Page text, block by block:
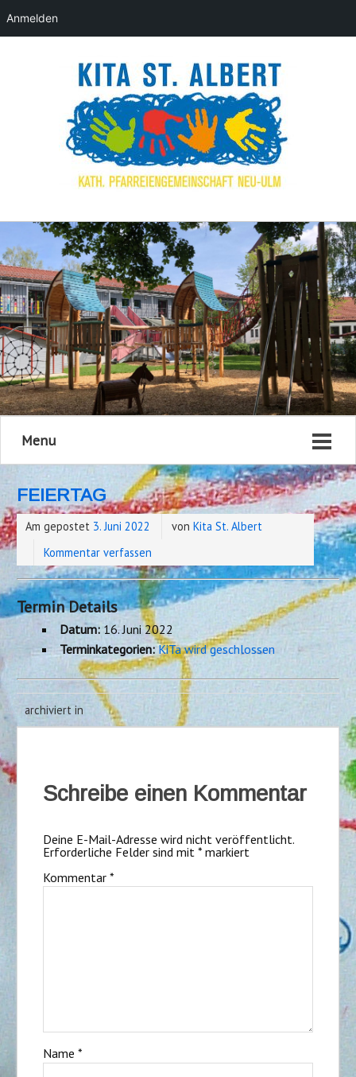
Menu
FEIERTAG
Am gepostet 3. Juni 2022 von Kita St. Albert
Kommentar verfassen
Termin Details
Datum: 16. Juni 2022
Terminkategorien: KiTa wird geschlossen
archiviert in
Schreibe einen Kommentar
Deine E-Mail-Adresse wird nicht veröffentlicht.
Erforderliche Felder sind mit *markiert
Kommentar *
Name *
Anmelden